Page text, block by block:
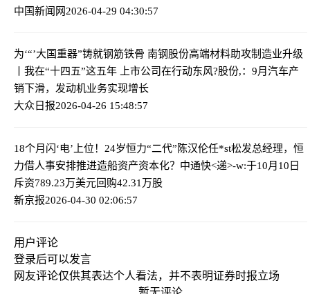
中国新闻网2026-04-29 04:30:57
为‘“’大国重器”铸就钢筋铁骨 南钢股份高端材料助攻制造业升级
丨我在“十四五”这五年 上市公司在行动东风?股份,：9月汽车产
销下滑，发动机业务实现增长
大众日报2026-04-26 15:48:57
18个月闪‘电’上位！24岁恒力“二代”陈汉伦任*st松发总经理，恒
力借人事安排推进造船资产资本化？ 中通快<递>-w:于10月10日
斥资789.23万美元回购42.31万股
新京报2026-04-30 02:06:57
用户评论
登录后可以发言
网友评论仅供其表达个人看法，并不表明证券时报立场